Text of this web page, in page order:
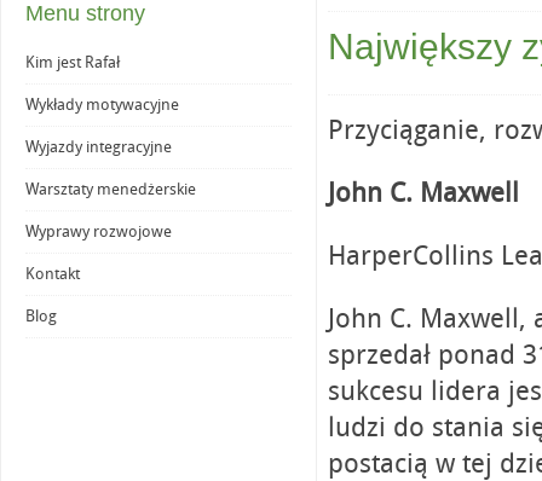
Menu strony
Kim jest Rafał
Wykłady motywacyjne
Wyjazdy integracyjne
Warsztaty menedżerskie
Wyprawy rozwojowe
Kontakt
Blog
Największy
Przyciąganie,
John C. Maxwell
HarperCollins
John C.
sprzedał ponad
sukcesu lidera
ludzi do stania
postacią w tej